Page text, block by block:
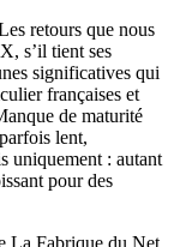
retours que nous
s’il tient ses
significatives qui
françaises et
de maturité
lent,
uniquement : autant
pour des
La Fabrique du Net